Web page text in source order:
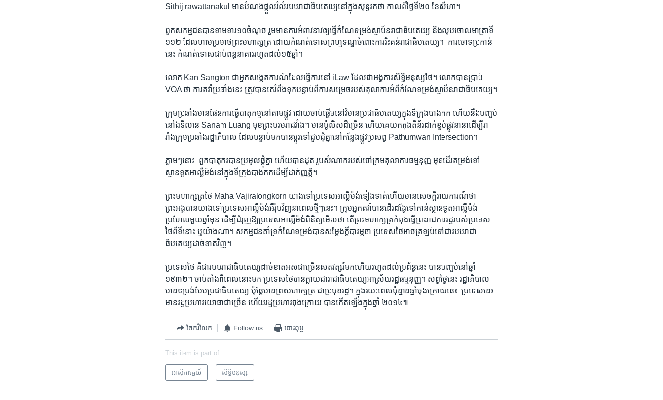
Sithijirawattanakul ​មាន​បំណង​ផ្តួល​រំលំ​របប​រាជា​ធិបតេយ្យ​នៅ​ក្នុង​សុន្ទរកថា​ កាលពី​ថ្ងៃ​ទី​២០ ​ខែ​សីហា។​
ពួក​សកម្មជន​បាន​ទាមទារ​១០​ចំណុច​ រួមមាន​ការ​អំពាវនាវ​ឲ្យ​ធ្វើ​កំណែ​ទម្រង់​ស្ថាប័ន​រាជា​ធិបតេយ្យ ​និង​លុបចោល​មាត្រា​ទី​
១១២ ​ដែល​ហាម​ប្រមាថ​ព្រះ​មហា​ត្សត្រ​ ដោយ​កំណត់​ទោស​ព្រហ្មទណ្ឌ​ចំពោះ​ការ​រិះគន់​រាជា​ធិបតេយ្យ។ ​ ការ​ចោទ​ប្រកាន់​
នេះ ​កំណត់​ទោស​ជាប់ពន្ធនាគារ​រហូត​ដល់​១៥​ឆ្នាំ។​
លោក ​Kan Sangton ​ជា​អ្នក​សង្កេត​ការណ៍​ដែល​ធ្វើ​ការ​នៅ​ iLaw​ ដែល​ជា​អង្គការ​សិទ្ធិ​មនុស្ស​ថៃ។ ​លោក​បាន​ប្រាប់ ​
VOA​ ថា ​ការ​តវ៉ា​ប្រឆាំង​នេះ ​ត្រូវ​បាន​គេ​រំពឹង​ទុក​បន្ទាប់ពី​ការ​សម្រេច​របស់​តុលាការ​អំពី​កំណែ​ទម្រង់​ស្ថាប័ន​រាជា​ធិបតេយ្យ។​
ក្រុម​ប្រឆាំង​មាន​ផែនការ​ធ្វើ​បាតុកម្ម​នៅ​តាម​ផ្លូវ ​ដោយ​ចាប់​ផ្តើម​នៅ​វិមាន​ប្រជា​ធិបតេយ្យ​ក្នុង​ទីក្រុង​បាងកក​ ហើយ​នឹង​បញ្ចប់​
នៅ​ឯ​ទីលាន ​Sanam Luang ​មុខ​ព្រះ​បរម​រាជវាំង។ ​មាន​ប៉ូលិស​ដ៏​ច្រើន​ ហើយ​គេយក​កុងតឺន័រ​ដាក់ខ្ទប់​ផ្លូវ​នានា​ដើម្បី​រា
រាំង​ក្រុម​ប្រឆាំង​រដ្ឋាភិបាល​ ដែល​បន្ទាប់​មក​បាន​ប្តូរ​ទៅ​ជួបជុំគ្នា​នៅ​កន្លែង​ផ្លូវ​ប្រសព្វ​ Pathumwan Intersection។​
ភ្លាមៗ​នោះ ​ ពួក​បាតុករ​បាន​ប្រមូល​ផ្តុំ​គ្នា ​ហើយ​បាន​ដុត​ រូប​សំណាក​របស់​ចៅក្រម​តុលាការ​ធម្មនុញ្ញ​ មុន​ដើរ​តម្រង់​ទៅ​
ស្ថានទូត​អាល្លឺម៉ង់​នៅ​ក្នុង​ទីក្រុង​បាងកក​ដើម្បី​ដាក់​ញ្ញត្តិ។​ ​
ព្រះ​មហា​ក្សត្រ​ថៃ ​Maha Vajiralongkorn ​យាងទៅ​ប្រទេស​អាល្លឺម៉ង់​ទៀងទាត់ហើយ​មាន​សេចក្តី​រាយការណ៍​ថា​
ព្រះអង្គ​បាន​យាង​ទៅ​ប្រទេស​អាល្លឺម៉ង់​អឺរ៉ុប​វិញ​នា​ពេលថ្មីៗ​នេះ។ ​ក្រុម​អ្នក​តវ៉ា​បាន​ដើរ​ដង្ហែ​ទៅ​កាន់​ស្ថានទូត​អាល្លឺម៉ង់​
ប្រហែល​មួយ​ឆ្នាំ​មុន​ ដើម្បី​ជំរុញ​ឱ្យ​ប្រទេស​អាល្លឺម៉ង់​ពិនិត្យ​មើល​ថា​ តើ​ព្រះ​មហា​ក្សត្រ​កំពុង​ធ្វើ​ព្រះ​រាជការ​រដ្ឋ​របស់​ប្រទេស​
ថៃ​ពី​ទីនោះ​ ឬ​យ៉ាងណា។ ​សកម្មជន​គាំទ្រ​កំណែ​ទម្រង់​បាន​សម្តែង​ក្តី​បារម្ភ​ថា​ ប្រទេស​ថៃ​អាច​ត្រឡប់​ទៅ​ជា​របប​រាជា​
ធិបតេយ្យ​ដាច់ខាត​វិញ។​
ប្រទេស​ថៃ​ គឺ​ជា​របប​រាជាធិបតេយ្យ​ដាច់ខាត​អស់​ជាច្រើន​សតវត្សរ៍​មក​ហើយ​រហូត​ដល់​ប្រព័ន្ធ​នេះ ​បាន​បញ្ចប់​នៅ​ឆ្នាំ
១៩៣២។​ ចាប់តាំង​ពីពេល​នោះ​មក​ ប្រទេស​ថៃ​បាន​ក្លាយ​ជា​រាជាធិបតេយ្យ​អាស្រ័យ​រដ្ឋ​ធម្មនុញ្ញ។ ​សព្វ​ថ្ងៃ​នេះ​ រដ្ឋាភិបាល​
មាន​ទម្រង់​បែប​ប្រជាធិបតេយ្យ ​ប៉ុន្តែ​មាន​ព្រះ​មហា​ក្សត្រ ​ជា​ប្រមុខ​រដ្ឋ។ ​ក្នុង​រយៈ​ពេល​ប៉ុន្មាន​ឆ្នាំ​ចុង​ក្រោយ​នេះ ​ ប្រទេស​នេះ ​
មាន​រដ្ឋ​ប្រហារ​យោធា​ជា​ច្រើន​ ហើយ​រដ្ឋ​ប្រហារ​ចុងក្រោយ ​បាន​កើត​ឡើង​ក្នុង​ឆ្នាំ ២០១៤៕​
ចែករំលែក Follow us បោះពុម្ព
This item is part of
អាស៊ី​អាគ្នេយ៍ សិទ្ធិ​មនុស្ស